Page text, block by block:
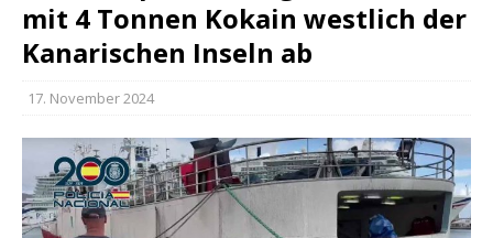
mit 4 Tonnen Kokain westlich der
Kanarischen Inseln ab
17. November 2024